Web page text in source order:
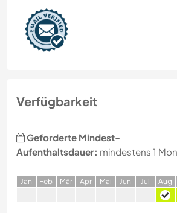
Verfügbarkeit
Geforderte Mindest-
Aufenthaltsdauer: mindestens 1
Jan Feb Mär Apr Mai Jun Jul Aug